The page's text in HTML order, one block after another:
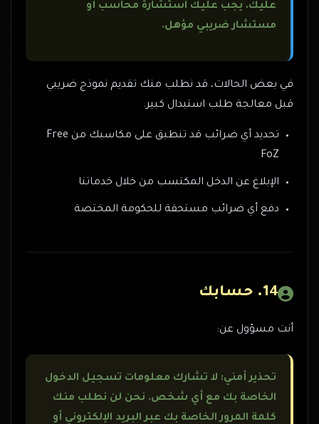
عليك. يجب عليك استشارة محاسب أو
مستشار ضريبي مؤهل.
في بعض الحالات، قد نطلب منك تقديم نموذج ضريبي
قبل معالجة طلب استبدال كبير.
تحديد أي ضرائب قد تنطبق على مكاسبك من Free
FoZ
الإبلاغ عن الدخل المكتسب من خلال خدماتنا
دفع أي ضرائب مستحقة للحكومة المختصة
14. حسابك
أنت مسؤول عن:
تحذير أمني: لا تشارك معلومات تسجيل الدخول
الخاصة بك مع أي شخص. نحن لن نطلب منك
كلمة المرور الخاصة بك عبر البريد الإلكتروني أو